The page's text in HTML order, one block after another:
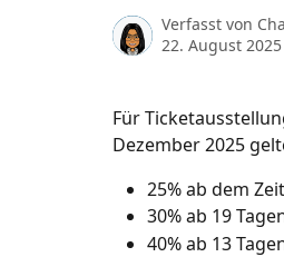
Verfasst von
22. August 2025
Für
Dezember 2025
25% ab dem
30% ab 19
40% ab 13